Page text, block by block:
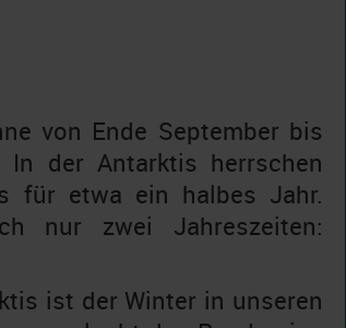
von Ende September bis
der Antarktis herrschen
für etwa ein halbes Jahr.
nur zwei Jahreszeiten:
ist der Winter in unseren